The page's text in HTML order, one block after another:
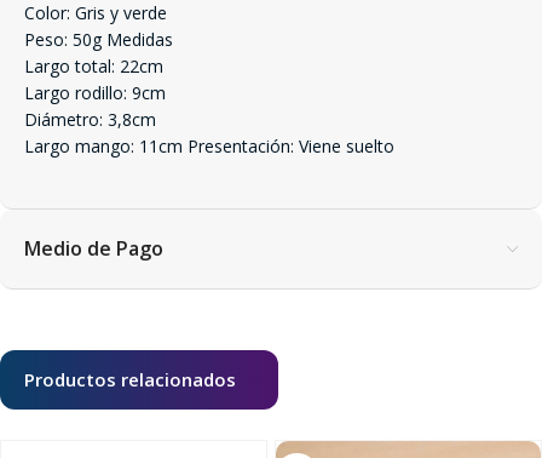
Color: Gris y verde
Peso: 50g Medidas
Largo total: 22cm
Largo rodillo: 9cm
Diámetro: 3,8cm
Largo mango: 11cm Presentación: Viene suelto
Medio de Pago
Productos relacionados